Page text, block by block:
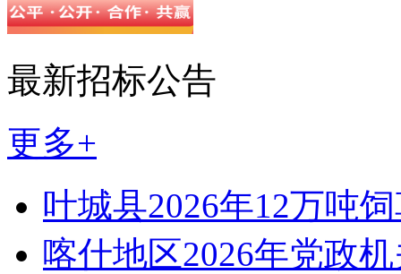
最新招标公告
更多+
叶城县2026年12万吨
喀什地区2026年党政